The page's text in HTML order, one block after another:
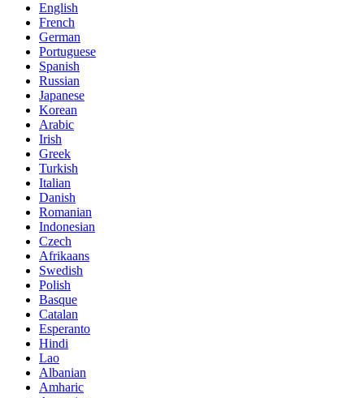
English
French
German
Portuguese
Spanish
Russian
Japanese
Korean
Arabic
Irish
Greek
Turkish
Italian
Danish
Romanian
Indonesian
Czech
Afrikaans
Swedish
Polish
Basque
Catalan
Esperanto
Hindi
Lao
Albanian
Amharic